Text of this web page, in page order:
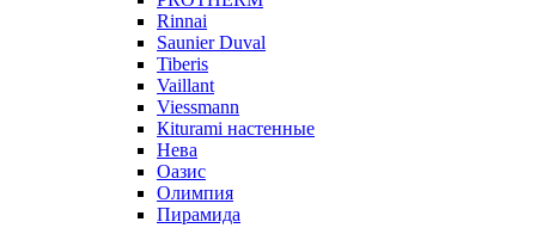
Rinnai
Saunier Duval
Tiberis
Vaillant
Viessmann
Кiturami настенные
Нева
Оазис
Олимпия
Пирамида